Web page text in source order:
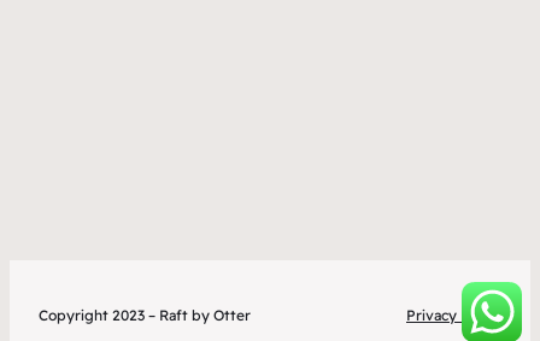
Copyright 2023 – Raft by Otter Privacy Policy